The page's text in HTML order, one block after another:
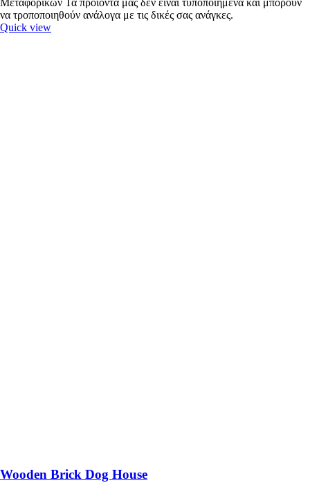
να τροποποιηθούν ανάλογα με τις δικές σας ανάγκες.
Quick view
Wooden Brick Dog House